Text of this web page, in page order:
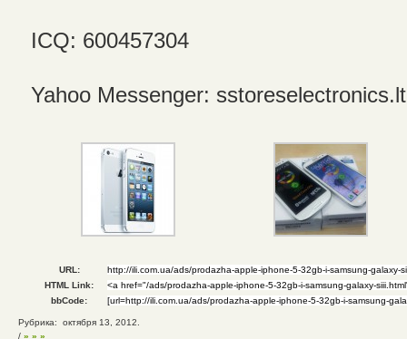
ICQ: 600457304
Yahoo Messenger:
URL:
HTML Link:
bbCode:
Рубрика: октября 13, 2012.
/ » » »